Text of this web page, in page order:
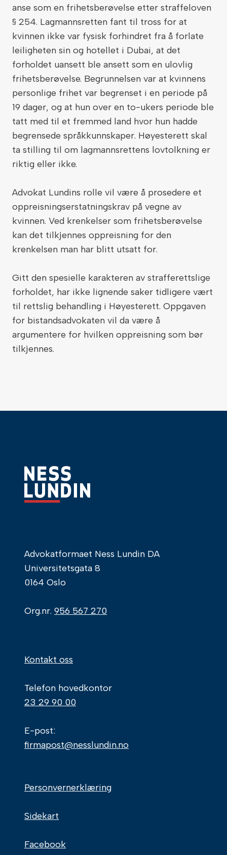
anse som en frihetsberøvelse etter straffeloven
§ 254. Lagmannsretten fant til tross for at
kvinnen ikke var fysisk forhindret fra å forlate
leiligheten sin og hotellet i Dubai, at det
forholdet uansett ble ansett som en ulovlig
frihetsberøvelse. Begrunnelsen var at kvinnens
personlige frihet var begrenset i en periode på
19 dager, og at hun over en to-ukers periode ble
tatt med til et fremmed land hvor hun hadde
begrensede språkkunnskaper. Høyesterett skal
ta stilling til om lagmannsrettens lovtolkning er
riktig eller ikke.
Advokat Lundins rolle vil være å prosedere et
oppreisningserstatningskrav på vegne av
kvinnen. Ved krenkelser som frihetsberøvelse
kan det tilkjennes oppreisning for den
krenkelsen man har blitt utsatt for.
Gitt den spesielle karakteren av strafferettslige
forholdet, har ikke lignende saker tidligere vært
til rettslig behandling i Høyesterett. Oppgaven
for bistandsadvokaten vil da være å
argumentere for hvilken oppreisning som bør
tilkjennes.
Advokatformaet Ness Lundin DA
Universitetsgata 8
0164 Oslo
Org.nr. 956 567 270
Kontakt oss
Telefon hovedkontor
23 29 90 00
E-post:
firmapost@nesslundin.no
Personvernerklæring
Sidekart
Facebook